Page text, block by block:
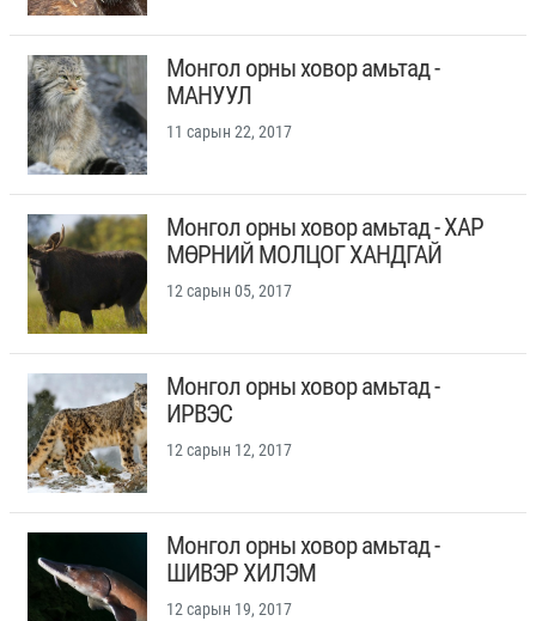
Монгол орны ховор амьтад -
МАНУУЛ
11 сарын 22, 2017
Монгол орны ховор амьтад - ХАР
МӨРНИЙ МОЛЦОГ ХАНДГАЙ
12 сарын 05, 2017
Монгол орны ховор амьтад -
ИРВЭС
12 сарын 12, 2017
Монгол орны ховор амьтад -
ШИВЭР ХИЛЭМ
12 сарын 19, 2017